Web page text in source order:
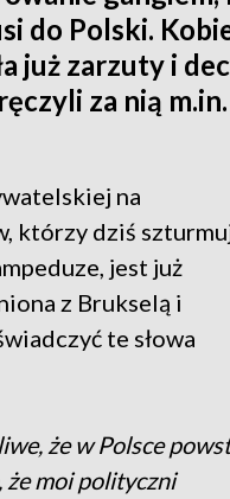
do Polski.
już zarzuty i
za nią
na
którzy dziś
jest już
z Brukselą i
te słowa
że w Polsce
że moi polityczni